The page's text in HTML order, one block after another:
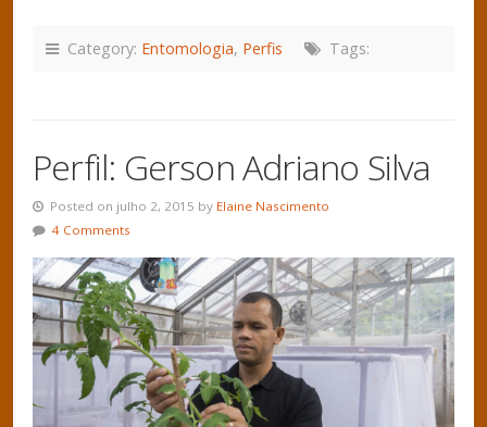
Category: Entomologia, Perfis Tags:
Perfil: Gerson Adriano Silva
Posted on julho 2, 2015 by Elaine Nascimento
4 Comments